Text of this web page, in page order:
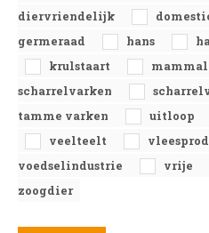
diervriendelijk
germeraad
hans
krulstaart
mammal
scharrelvarken
tamme varken
uitloop
veelteelt
voedselindustrie
vrije
zoogdier